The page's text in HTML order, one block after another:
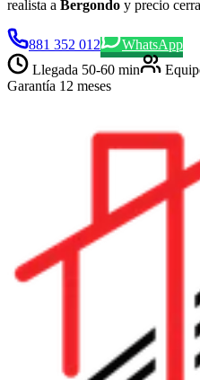
realista a Bergondo y precio
881 352 012
WhatsApp
Llegada 50-60 min
Garantía 12 meses